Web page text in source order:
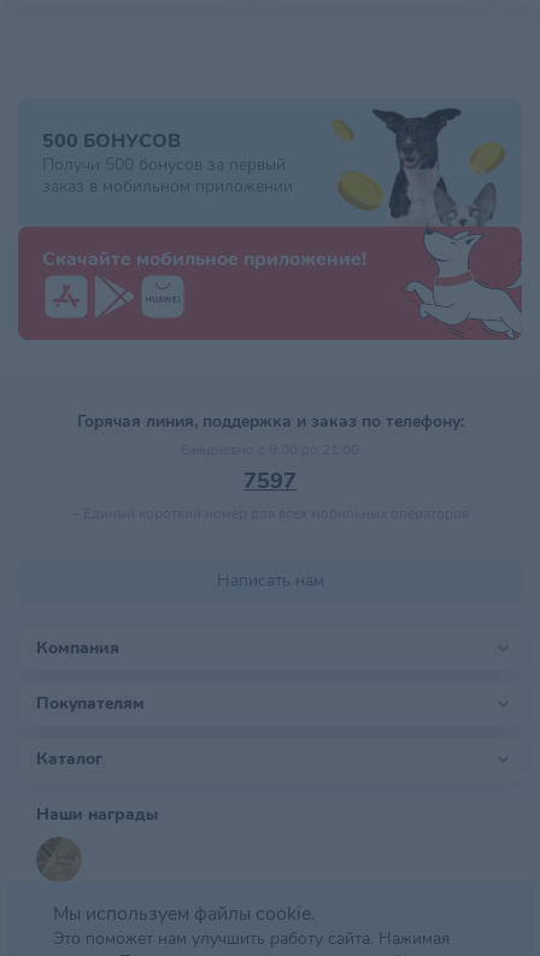
500 БОНУСОВ
Получи 500 бонусов за первый
заказ в мобильном приложении
Скачайте мобильное приложение!
Горячая линия, поддержка и заказ по телефону:
7597
Написать нам
Компания
Покупателям
Каталог
Наши награды
Мы используем файлы cookie.
Это поможет нам улучшить работу сайта. Нажимая